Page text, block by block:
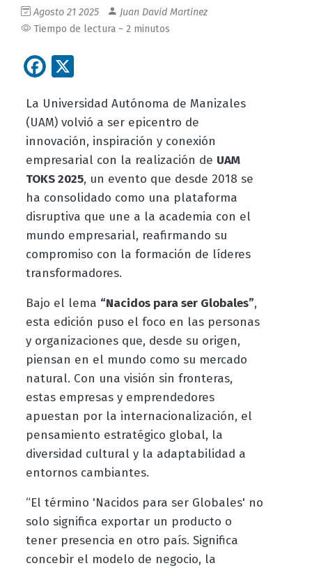
Agosto 21 2025
Juan David Martinez
Tiempo de lectura ~ 2 minutos
Facebook
La Universidad Autónoma de Manizales
(UAM) volvió a ser epicentro de
innovación, inspiración y conexión
empresarial con la realización de UAM
TOKS 2025, un evento que desde 2018 se
ha consolidado como una plataforma
disruptiva que une a la academia con el
mundo empresarial, reafirmando su
compromiso con la formación de líderes
transformadores.
Bajo el lema “Nacidos para ser Globales”,
esta edición puso el foco en las personas
y organizaciones que, desde su origen,
piensan en el mundo como su mercado
natural. Con una visión sin fronteras,
estas empresas y emprendedores
apuestan por la internacionalización, el
pensamiento estratégico global, la
diversidad cultural y la adaptabilidad a
entornos cambiantes.
“El término 'Nacidos para ser Globales' no
solo significa exportar un producto o
tener presencia en otro país. Significa
concebir el modelo de negocio, la